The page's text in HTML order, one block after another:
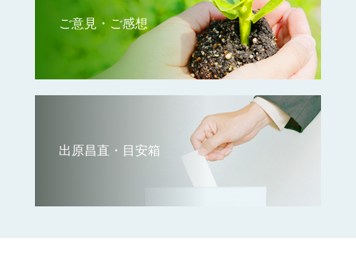
ご意見・ご感想
出原昌直・目安箱